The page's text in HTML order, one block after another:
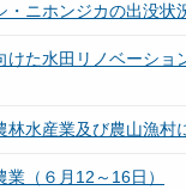
・ニホンジカの出没状
けた水田リノベーショ
水産業及び農山漁村
（６月12～16日）